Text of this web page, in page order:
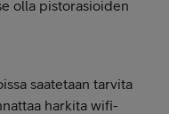
olla pistorasioiden
saatetaan tarvita
harkita wifi-